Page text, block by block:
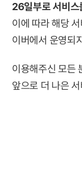
26일부로 서비스
이에 따라 해당
이버에서 운영되
이용해주신 모든
앞으로 더 나은